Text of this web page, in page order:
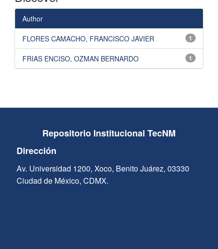
Author
1
FLORES CAMACHO, FRANCISCO JAVIER
1
FRIAS ENCISO, OZMAN BERNARDO
Repositorio Institucional TecNM
Dirección
Av. Universidad 1200, Xoco, Benito Juárez, 03330
Ciudad de México, CDMX.